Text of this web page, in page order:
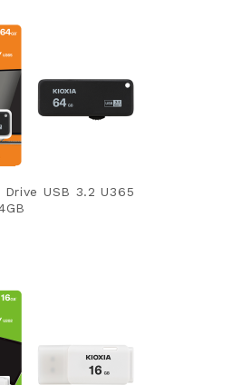
USB 3.2 U365